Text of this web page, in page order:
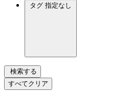
タグ 指定なし
検索する
すべてクリア